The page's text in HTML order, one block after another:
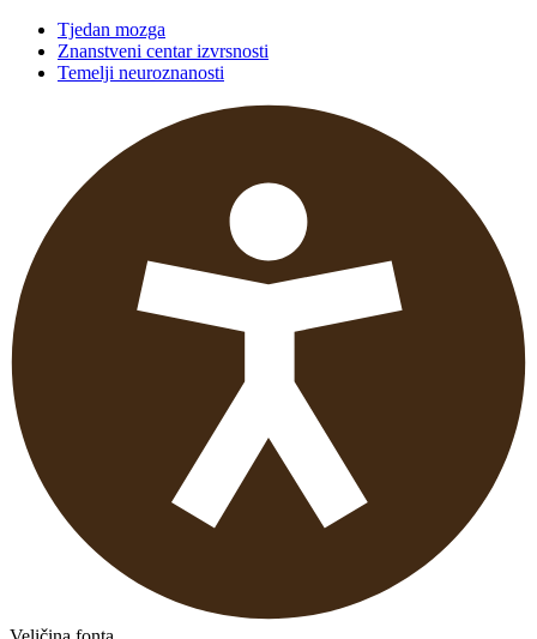
Tjedan mozga
Znanstveni centar izvrsnosti
Temelji neuroznanosti